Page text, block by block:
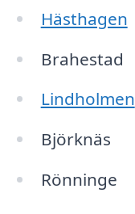
Hästhagen
Brahestad
Lindholmen
Björknäs
Rönninge